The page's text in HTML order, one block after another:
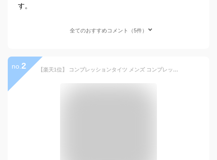
す。
全てのおすすめコメント（5件）
no. 2 【楽天1位】 コンプレッションタイツ メンズ コンプレッションパンツ スポーツタイツ メンズ 加圧スパッツ 着圧レギンス 加圧インナー 加圧タイツ 吸汗速乾 10分丈 男性用 トレーニング コンプレッションウェア お腹引き締め インナー